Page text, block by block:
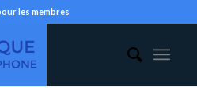
les membres